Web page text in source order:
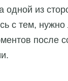
из
с тем,
после